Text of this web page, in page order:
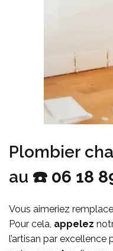
Plombier
au ☎️ 06 18
Vous aimeriez
Pour cela, appelez
l’artisan par